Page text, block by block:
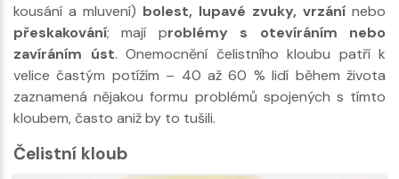
kousání a mluvení) bolest, lupavé zvuky, vrzání nebo
přeskakování; mají problémy s otevíráním nebo
zavíráním úst. Onemocnění čelistního kloubu patří k
velice častým potížím – 40 až 60 % lidí během života
zaznamená nějakou formu problémů spojených s tímto
kloubem, často aniž by to tušili.
Čelistní kloub